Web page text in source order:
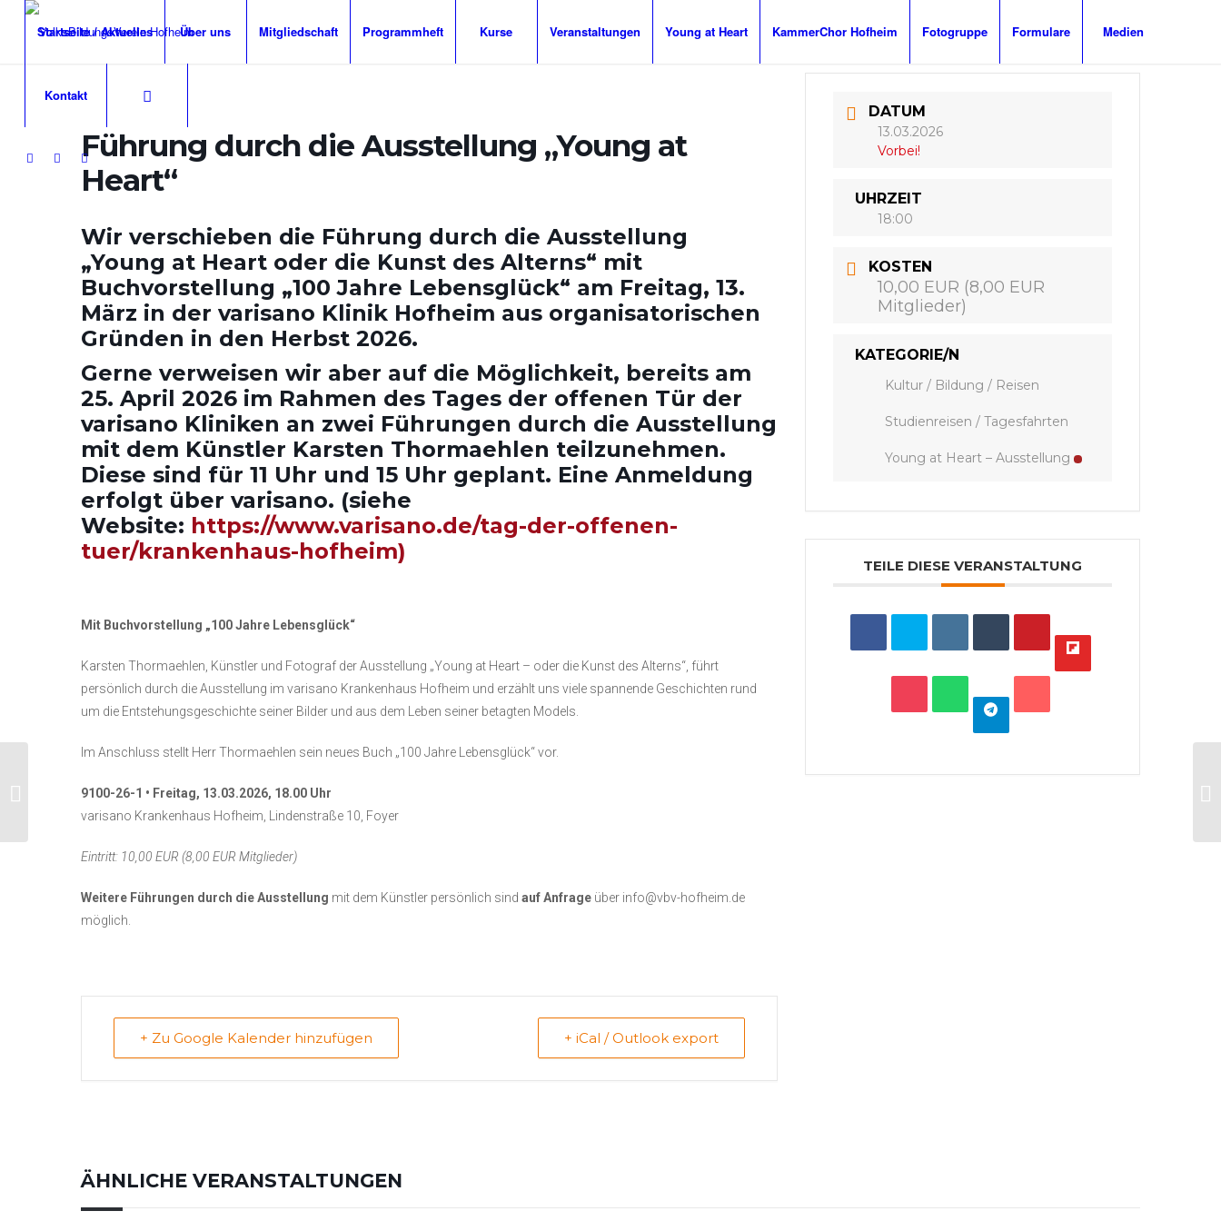
Startseite / Aktuelles Über uns Mitgliedschaft Programmheft Kurse Veranstaltungen Young at Heart KammerChor Hofheim Fotogruppe Formulare Medien
Kontakt
Führung durch die Ausstellung „Young at
Heart“
Wir verschieben die Führung durch die Ausstellung
„Young at Heart oder die Kunst des Alterns“ mit
Buchvorstellung „100 Jahre Lebensglück“ am Freitag, 13.
März in der varisano Klinik Hofheim aus organisatorischen
Gründen in den Herbst 2026.
Gerne verweisen wir aber auf die Möglichkeit, bereits am
25. April 2026 im Rahmen des Tages der offenen Tür der
varisano Kliniken an zwei Führungen durch die Ausstellung
mit dem Künstler Karsten Thormaehlen teilzunehmen.
Diese sind für 11 Uhr und 15 Uhr geplant. Eine Anmeldung
erfolgt über varisano. (siehe
Website: https://www.varisano.de/tag-der-offenen-
tuer/krankenhaus-hofheim)
Mit Buchvorstellung „100 Jahre Lebensglück“
Karsten Thormaehlen, Künstler und Fotograf der Ausstellung „Young at Heart – oder die Kunst des Alterns“, führt
persönlich durch die Ausstellung im varisano Krankenhaus Hofheim und erzählt uns viele spannende Geschichten rund
um die Entstehungsgeschichte seiner Bilder und aus dem Leben seiner betagten Models.
Im Anschluss stellt Herr Thormaehlen sein neues Buch „100 Jahre Lebensglück“ vor.
9100-26-1 • Freitag, 13.03.2026, 18.00 Uhr
varisano Krankenhaus Hofheim, Lindenstraße 10, Foyer
Eintritt: 10,00 EUR (8,00 EUR Mitglieder)
Weitere Führungen durch die Ausstellung mit dem Künstler persönlich sind auf Anfrage über info@vbv-hofheim.de
möglich.
+ Zu Google Kalender hinzufügen + iCal / Outlook export
DATUM
13.03.2026
Vorbei!
UHRZEIT
18:00
KOSTEN
10,00 EUR (8,00 EUR
Mitglieder)
KATEGORIE/N
Kultur / Bildung / Reisen
Studienreisen / Tagesfahrten
Young at Heart – Ausstellung
TEILE DIESE VERANSTALTUNG
ÄHNLICHE VERANSTALTUNGEN
Ausstellung „Feininger,
Münter, Modersohn-